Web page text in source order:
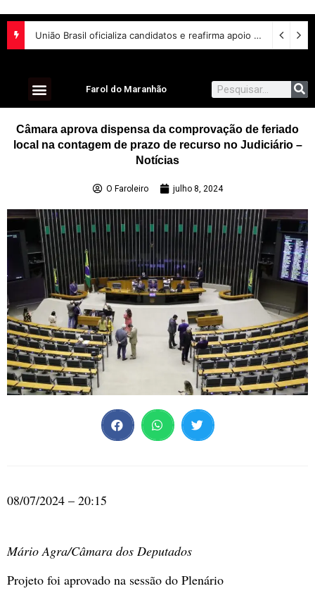
União Brasil oficializa candidatos e reafirma apoio a Orleans Brandão ao Governo do Maranhão
Farol do Maranhão
Câmara aprova dispensa da comprovação de feriado
local na contagem de prazo de recurso no Judiciário –
Notícias
O Faroleiro julho 8, 2024
08/07/2024 – 20:15
Mário Agra/Câmara dos Deputados
Projeto foi aprovado na sessão do Plenário